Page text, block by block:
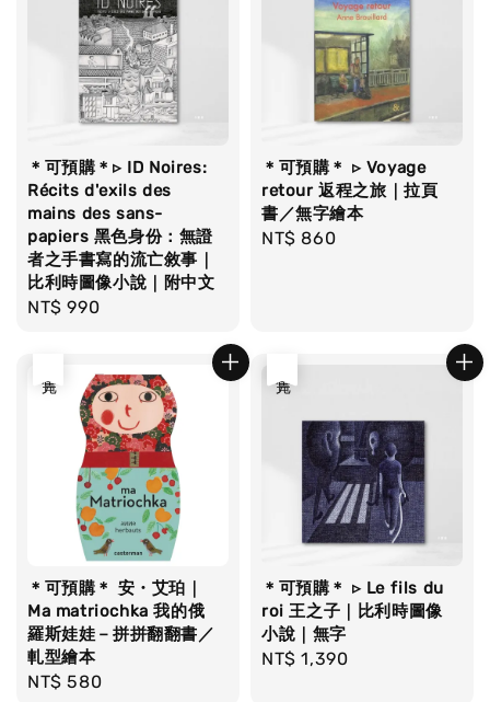
＊可預購＊▹ ID Noires:
Récits d'exils des
mains des sans-
papiers 黑色身份：無證
者之手書寫的流亡敘事｜
比利時圖像小說｜附中文
Regular
NT$ 990
＊可預購＊ ▹ Voyage
retour 返程之旅｜拉頁
書／無字繪本
Regular
NT$ 860
＊可預購＊ 安・艾珀｜
Ma matriochka 我的俄
羅斯娃娃－拼拼翻翻書／
軋型繪本
Regular
NT$ 580
＊可預購＊ ▹ Le fils du
roi 王之子｜比利時圖像
小說｜無字
Regular
NT$ 1,390